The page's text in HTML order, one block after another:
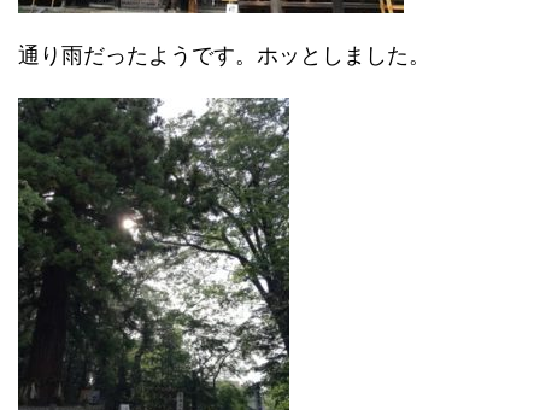
通り雨だったようです。ホッとしました。